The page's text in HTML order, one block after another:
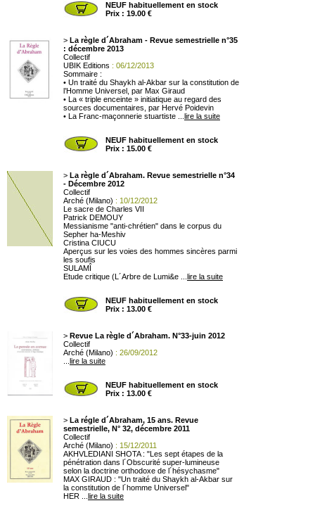
NEUF habituellement en stock
Prix : 19.00 €
> La règle d´Abraham - Revue semestrielle n°35
: décembre 2013
Collectif
UBIK Editions : 06/12/2013
Sommaire :
• Un traité du Shaykh al-Akbar sur la constitution de
l’Homme Universel, par Max Giraud
• La « triple enceinte » initiatique au regard des
sources documentaires, par Hervé Poidevin
• La Franc-maçonnerie stuartiste ... lire la suite
NEUF habituellement en stock
Prix : 15.00 €
> La règle d´Abraham. Revue semestrielle n°34
- Décembre 2012
Collectif
Arché (Milano) : 10/12/2012
Le sacre de Charles VII
Patrick DEMOUY
Messianisme "anti-chrétien" dans le corpus du
Sepher ha-Meshiv
Cristina CIUCU
Aperçus sur les voies des hommes sincères parmi
les soufis
SULAMÎ
Etude critique (L´Arbre de Lumi&e ... lire la suite
NEUF habituellement en stock
Prix : 13.00 €
> Revue La règle d´Abraham. N°33-juin 2012
Collectif
Arché (Milano) : 26/09/2012
lire la suite
NEUF habituellement en stock
Prix : 13.00 €
> La régle d´Abraham, 15 ans. Revue
semestrielle, N° 32, décembre 2011
Collectif
Arché (Milano) : 15/12/2011
AKHVLEDIANI SHOTA : "Les sept étapes de la
pénétration dans l´Obscurité super-lumineuse
selon la doctrine orthodoxe de l´hésychasme"
MAX GIRAUD : "Un traité du Shaykh al-Akbar sur
la constitution de l´homme Universel"
HER ... lire la suite